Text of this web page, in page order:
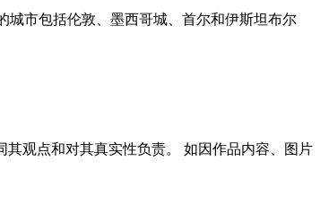
城市包括伦敦、墨西哥城、首尔和伊斯坦布尔
观点和对其真实性负责。 如因作品内容、图片